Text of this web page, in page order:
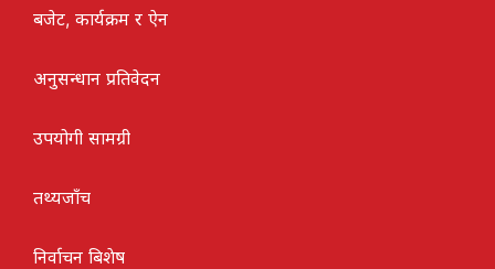
बजेट, कार्यक्रम र ऐन
अनुसन्धान प्रतिवेदन
उपयोगी सामग्री
तथ्यजाँच
निर्वाचन बिशेष